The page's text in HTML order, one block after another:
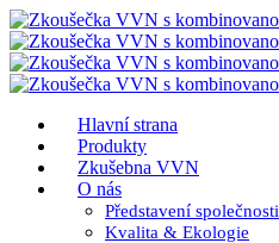
Hlavní strana
Produkty
Zkušebna VVN
O nás
Představení společnosti
Kvalita & Ekologie